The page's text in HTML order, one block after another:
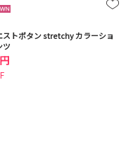
ストボタン stretchy カラーショ
ツ